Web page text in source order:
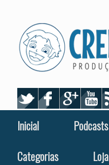
Inicial
Podcasts
Categorias
Loja